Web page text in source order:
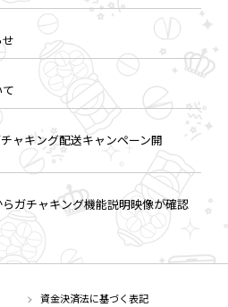
ャキング配送キャンペーン開
ガチャキング機能説明映像が確認
資金決済法に基づく表記